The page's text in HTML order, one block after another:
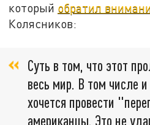
который обратил
Колясников:
Суть в том, что этот
весь мир. В том числе
хочется провести
американцы. Это не